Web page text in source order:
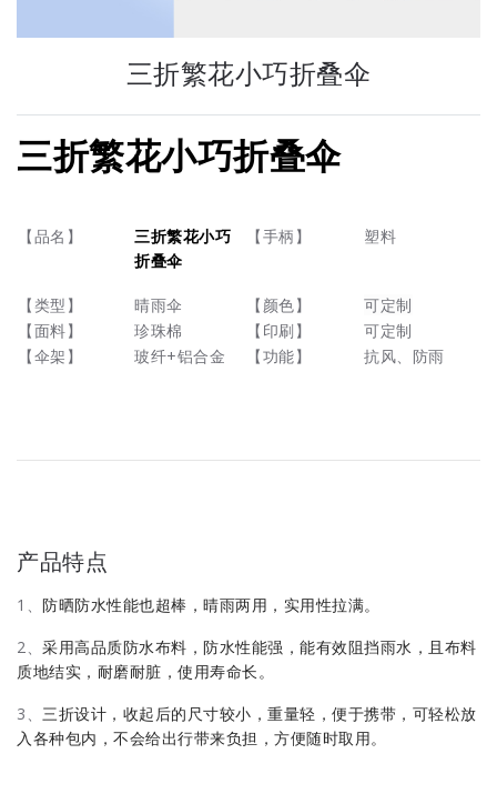
三折繁花小巧折叠伞
三折繁花小巧折叠伞
【品名】
三折繁花小巧
折叠伞
【手柄】 塑料
【类型】 晴雨伞 【颜色】
可定制
【面料】
珍珠棉 【印刷】
可定制
【伞架】
玻纤+铝合金 【功能】 抗风、防雨
产品特点
1、 防晒防水性能也超棒，晴雨两用，实用性拉满。
2、 采用高品质防水布料，防水性能强，能有效阻挡雨水，且布料
质地结实，耐磨耐脏，使用寿命长。
3、
三折设计，收起后的尺寸较小，重量轻，便于携带，可轻松放
入各种包内，不会给出行带来负担，方便随时取用。